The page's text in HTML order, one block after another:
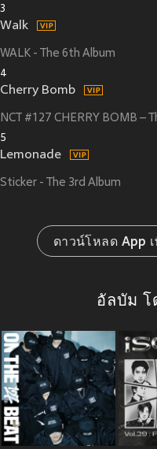
3
Walk
WALK - The 6th Album
4
Cherry Bomb
NCT #127 CHERRY BOMB –
5
Lemonade
Sticker - The 3rd Album
ดาวน์โหลด App
อัลบัม โ